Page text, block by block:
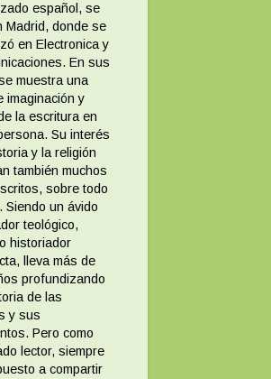
español, se
Madrid, donde se
en Electronica y
En sus
muestra una
imaginación y
la escritura en
Su interés
y la religión
también muchos
sobre todo
Siendo un ávido
teológico,
historiador
lleva más de
profundizando
de las
y sus
Pero como
lector, siempre
a compartir